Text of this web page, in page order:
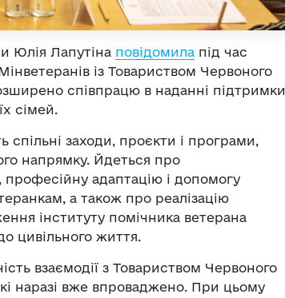
Юлія Лапутіна повідомила під час
із Товариством Червоного
співпрацю в наданні підтримки
сімей.
спiльні заходи, проєкти і програми,
напрямку. Йдеться про
професійну адаптацію і допомогу
а також про реалізацію
інституту помічника ветерана
цивільного життя.
взаємодії з Товариством Червоного
наразі вже впроваджено. При цьому